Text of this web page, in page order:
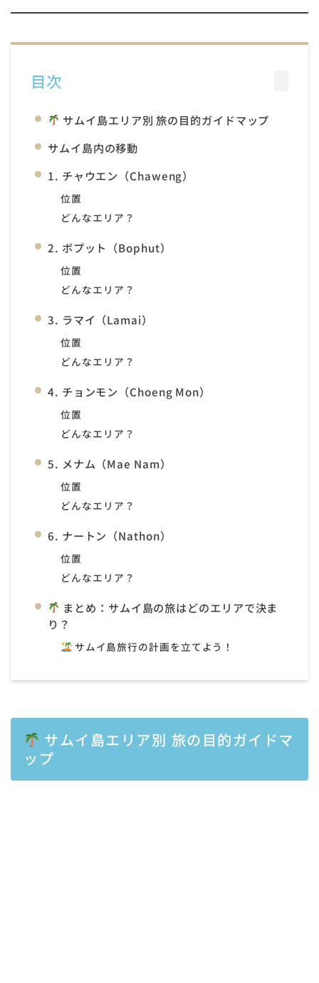
目次
サムイ島エリア別 旅の目的ガイドマップ
サムイ島内の移動
1. チャウエン（Chaweng）
位置
どんなエリア？
2. ボプット（Bophut）
位置
どんなエリア？
3. ラマイ（Lamai）
位置
どんなエリア？
4. チョンモン（Choeng Mon）
位置
どんなエリア？
5. メナム（Mae Nam）
位置
どんなエリア？
6. ナートン（Nathon）
位置
どんなエリア？
まとめ：サムイ島の旅はどのエリアで決ま
り？
サムイ島旅行の計画を立てよう！
サムイ島エリア別 旅の目的ガイドマ
ップ